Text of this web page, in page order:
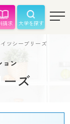
請求 大学を探す
ツシーブリーズ
ョン
ーズ